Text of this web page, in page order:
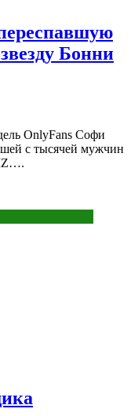
Бонни
OnlyFans Софи
с тысячей мужчин